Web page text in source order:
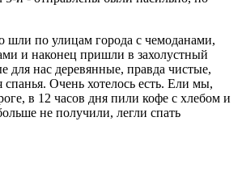
шли по улицам города с чемоданами,
и наконец пришли в захолустный
для нас деревянные, правда чистые,
Очень хотелось есть. Ели мы,
в 12 часов дня пили кофе с хлебом и
не получили, легли спать